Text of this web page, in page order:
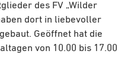
des FV „Wilder
dort in liebevoller
Geöffnet hat die
von 10.00 bis 17.00